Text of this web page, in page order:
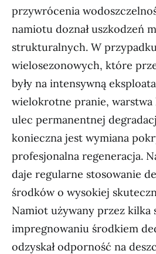
przywrócenia
namiotu doznał uszkodzeń
strukturalnych. W
wielosezonowych, które
były na intensywną
wielokrotne pranie,
ulec permanentnej
konieczna jest wymiana
profesjonalna regeneracja.
daje regularne stosowanie
środków o wysokiej
Namiot używany przez kilka
impregnowaniu środkiem
odzyskał odporność na